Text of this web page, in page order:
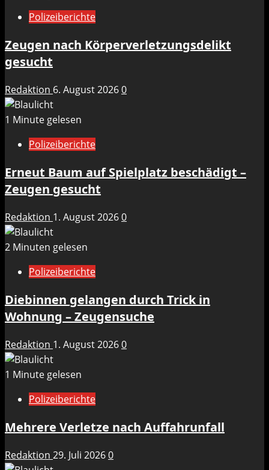
Polizeiberichte
Zeugen nach Körperverletzungsdelikt
gesucht
Redaktion 6. August 20260
1 Minute gelesen
Polizeiberichte
Erneut Baum auf Spielplatz beschädigt –
Zeugen gesucht
Redaktion 1. August 20260
2 Minuten gelesen
Polizeiberichte
Diebinnen gelangen durch Trick in
Wohnung – Zeugensuche
Redaktion 1. August 20260
1 Minute gelesen
Polizeiberichte
Mehrere Verletze nach Auffahrunfall
Redaktion 29. Juli 20260